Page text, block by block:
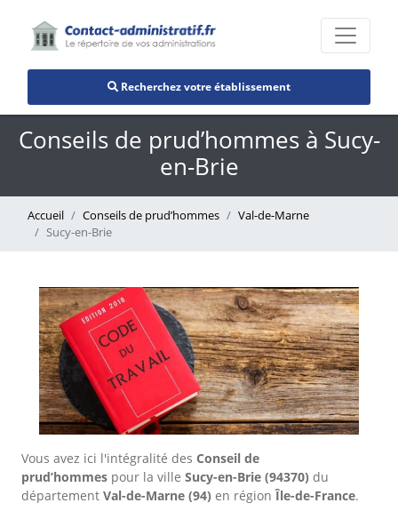
Recherchez votre établissement
Conseils de prud’hommes à Sucy-
en-Brie
Accueil Conseils de prud’hommes
Val-de-Marne
Sucy-en-Brie
Vous avez ici l'intégralité des Conseil de
prud’hommes pour la ville Sucy-en-Brie (94370) du
département Val-de-Marne (94) en région Île-de-France.